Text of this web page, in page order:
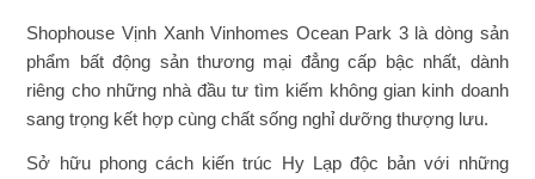
Shophouse Vịnh Xanh Vinhomes Ocean Park 3 là dòng sản
phẩm bất động sản thương mại đẳng cấp bậc nhất, dành
riêng cho những nhà đầu tư tìm kiếm không gian kinh doanh
sang trọng kết hợp cùng chất sống nghỉ dưỡng thượng lưu.
Sở hữu phong cách kiến trúc Hy Lạp độc bản với những